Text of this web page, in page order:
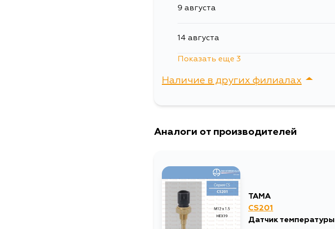
9 августа
14 августа
Показать еще 3
Наличие в других филиалах
Аналоги от производителей
TAMA
CS201
Датчик температуры